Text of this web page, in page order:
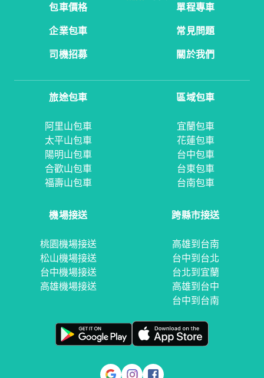
包車價格
單程專車
企業包車
常見問題
司機招募
關於我們
旅途包車
阿里山包車
太平山包車
陽明山包車
合歡山包車
福壽山包車
區域包車
宜蘭包車
花蓮包車
台中包車
台東包車
台南包車
機場接送
桃園機場接送
松山機場接送
台中機場接送
高雄機場接送
跨縣市接送
高雄到台南
台中到台北
台北到宜蘭
高雄到台中
台中到台南